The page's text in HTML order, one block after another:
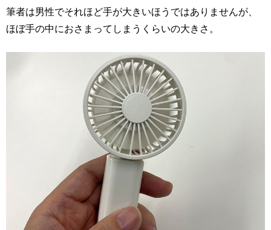
筆者は男性でそれほど手が大きいほうではありませんが、
ほぼ手の中におさまってしまうくらいの大きさ。